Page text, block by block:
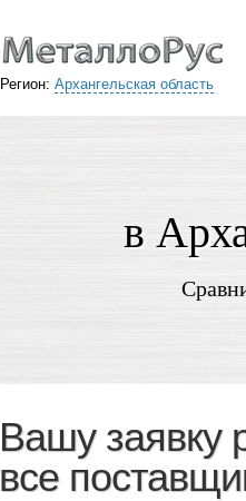
Регион: Архангельская область
в
Вашу заявку
все